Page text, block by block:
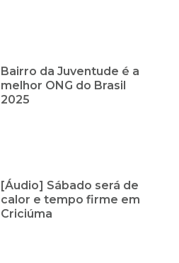
Bairro da Juventude é a
melhor ONG do Brasil
2025
[Áudio] Sábado será de
calor e tempo firme em
Criciúma